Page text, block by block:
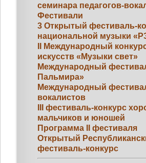
семинара педагогов-
Фестивали
3 Открытый фестиваль-
национальной музыки
II Международный
искусств «Музыки свет»
Международный
Пальмира»
Международный
вокалистов
III фестиваль-конкурс
мальчиков и юношей
Программа II фестиваля
Открытый
фестиваль-конкурс